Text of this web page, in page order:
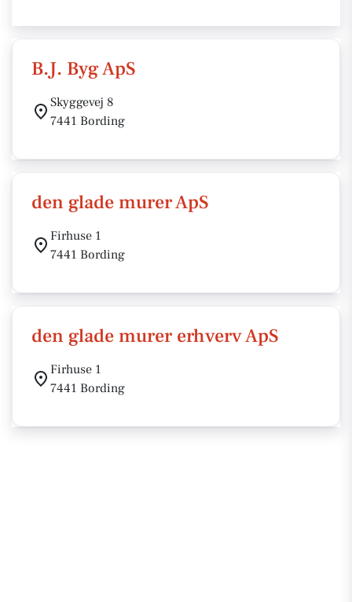
B.J. Byg ApS
Skyggevej 8
7441 Bording
den glade murer ApS
Firhuse 1
7441 Bording
den glade murer erhverv ApS
Firhuse 1
7441 Bording